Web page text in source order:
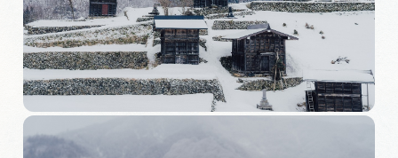
体験予約サイト「ＶＩＳＩＴ岐阜県」
岐阜県アウトドア観光キャンペーン